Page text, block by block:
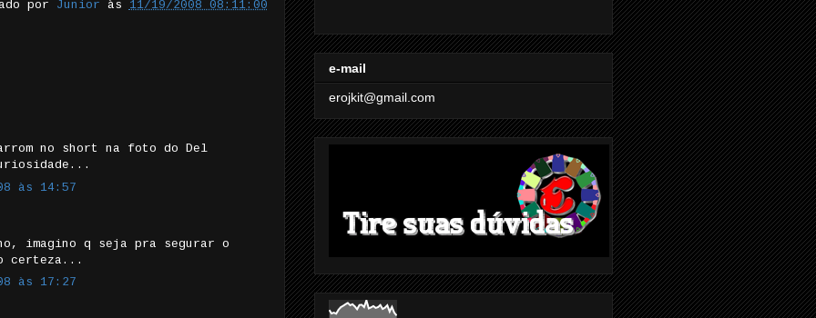
por Junior às 11/19/2008 08:11:00
no short na foto do Del
às 14:57
imagino q seja pra segurar o
certeza...
às 17:27
e-mail
erojkit@gmail.com